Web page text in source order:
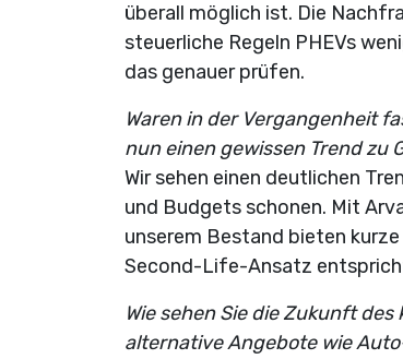
überall möglich ist. Die
steuerliche Regeln PHEVs
das genauer prüfen.
Waren in der Vergangenheit
nun einen gewissen Trend zu
Wir sehen einen deutlichen
und Budgets schonen. Mit
unserem Bestand bieten
Second-Life-Ansatz
Wie sehen Sie die Zukunft
alternative Angebote wie